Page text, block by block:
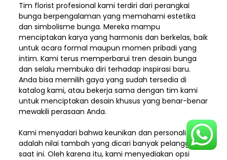
Tim florist profesional kami terdiri dari perangkai
bunga berpengalaman yang memahami estetika
dan simbolisme bunga. Mereka mampu
menciptakan karya yang harmonis dan berkelas, baik
untuk acara formal maupun momen pribadi yang
intim. Kami terus memperbarui tren desain bunga
dan selalu membuka diri terhadap inspirasi baru.
Anda bisa memilih gaya yang sudah tersedia di
katalog kami, atau bekerja sama dengan tim kami
untuk menciptakan desain khusus yang benar-benar
mewakili perasaan Anda.
Kami menyadari bahwa keunikan dan personalisasi
adalah nilai tambah yang dicari banyak pelanggan
saat ini. Oleh karena itu, kami menyediakan opsi